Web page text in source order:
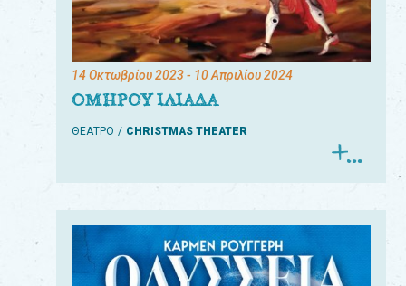
14 Οκτωβρίου 2023- 10 Απριλίου 2024
ΟΜΗΡΟΥ ΙΛΙΑΔΑ
ΘΕΑΤΡΟ CHRISTMAS THEATER